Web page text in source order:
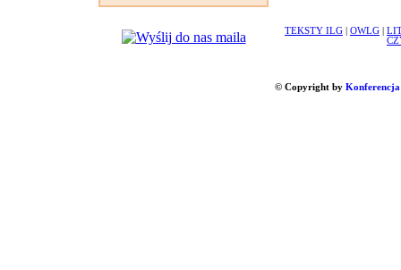
TEKSTY ILG OWLG
© Copyright by Konferencja